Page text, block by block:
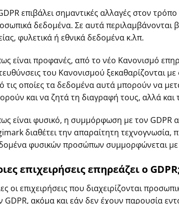
επιβάλει σημαντικές αλλαγές στον
δεδομένα. Σε αυτά περιλαμβάνονται
φυλετικά ή εθνικά δεδομένα κ.λπ.
είναι προφανές, από το νέο Κανονισμό
του Κανονισμού ξεκαθαρίζονται
τις οποίες τα δεδομένα αυτά μπορούν να
και να ζητά τη διαγραφή τους, αλλά
είναι φυσικό, η συμμόρφωση με τον GDPR
διαθέτει την απαραίτητη τεχνογνωσία,
φυσικών προσώπων συμμορφώνεται με
επιχειρήσεις επηρεάζει ο
οι επιχειρήσεις που διαχειρίζονται
GDPR, ακόμα και εάν δεν έχουν παρουσία